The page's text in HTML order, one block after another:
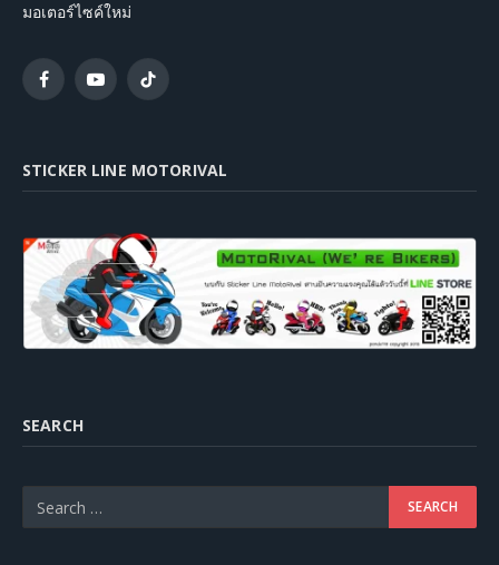
มอเตอร์ไซค์ใหม่
FacebookYouTubeTikTok
STICKER LINE MOTORIVAL
SEARCH